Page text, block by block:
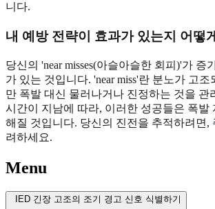
니다.
내 예방 전략이 효과가 있는지 어떻
당신의 'near misses(아슬아슬한 회피)'가 증
가 있는 것입니다. 'near miss'란 분노가 고조
만 폭발 대신 물러나거나 진정하는 것을 관
시간이 지남에 따라, 이러한 성공들은 폭발
해질 것입니다. 당신의 진전을 추적하려면,
려하세요.
Menu
IED 긴장 고조의 조기 경고 신호 식별하기